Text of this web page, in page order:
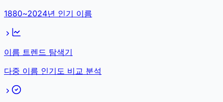
1880~2024년 인기 이름
이름 트렌드 탐색기
다중 이름 인기도 비교 분석